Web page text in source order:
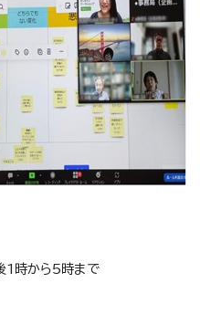
1時から5時まで